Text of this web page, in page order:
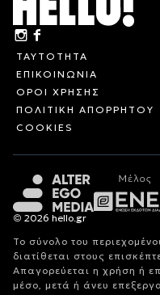
ΤΑΥΤΟΤΗΤΑ
ΕΠΙΚΟΙΝΩΝΙΑ
ΟΡΟΙ ΧΡΗΣΗΣ
ΠΟΛΙΤΙΚΗ ΑΠΟΡΡΗΤΟΥ
COOKIES
© 2026 hello.gr
Το σύνολο του
διατίθεται στους
Απαγορεύεται η χρήση ή
μέσο, μετά ή άνευ